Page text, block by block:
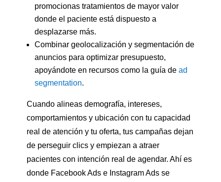
promocionas tratamientos de mayor valor
donde el paciente está dispuesto a
desplazarse más.
Combinar geolocalización y segmentación de
anuncios para optimizar presupuesto,
apoyándote en recursos como la guía de ad
segmentation.
Cuando alineas demografía, intereses,
comportamientos y ubicación con tu capacidad
real de atención y tu oferta, tus campañas dejan
de perseguir clics y empiezan a atraer
pacientes con intención real de agendar. Ahí es
donde Facebook Ads e Instagram Ads se